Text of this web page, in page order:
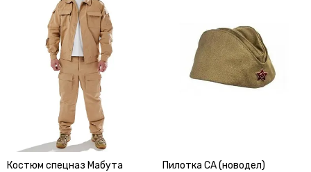
Костюм спецназ Мабута
Пилотка СА (новодел)